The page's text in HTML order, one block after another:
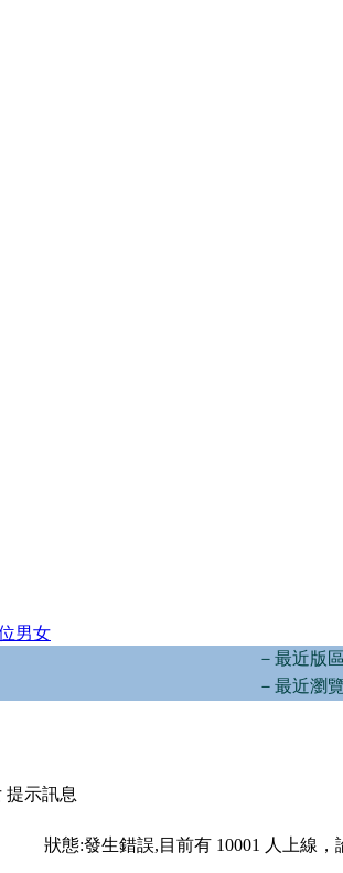
男女
－最近版
－最近瀏
提示訊息
狀態:發生錯誤,目前有 10001 人上線